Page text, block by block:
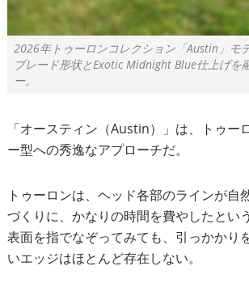
2026年トゥーロンコレクション「Austin」モ
ブレード形状とExotic Midnight Blue仕上げを
ー。
「オースティン（Austin）」は、トゥー
ー型への秀逸なアプローチだ。
トゥーロンは、ヘッド各部のラインが自
づくりに、かなりの時間を費やしたとい
表面を指でなぞってみても、引っかかり
いエッジはほとんど存在しない。